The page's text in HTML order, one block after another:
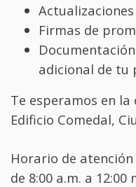
Firmas de
adicional de tu
Te esperamos en la
Edificio Comedal,
Horario de
de 8:00 a.m. a 12:00